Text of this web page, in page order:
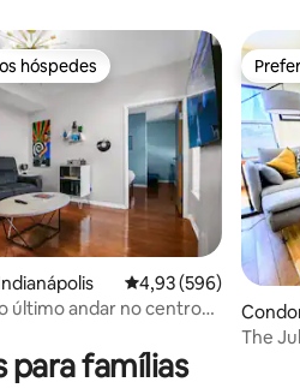
5, 130 avaliações
preferidos dos hóspedes
hóspedes
4,93 de uma
4,93 (596)
último andar no centro
The
para famílias